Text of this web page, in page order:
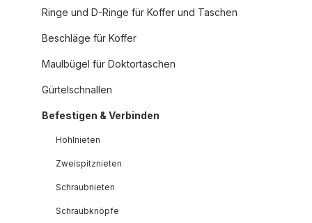
Ringe und D-Ringe für Koffer und Taschen
Beschläge für Koffer
Maulbügel für Doktortaschen
Gürtelschnallen
Befestigen & Verbinden
Hohlnieten
Zweispitznieten
Schraubnieten
Schraubknöpfe